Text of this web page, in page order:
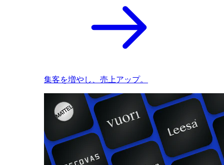
集客を増やし、売上アップ。